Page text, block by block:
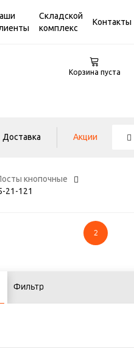
Складской
комплекс
Контакты
Корзина пуста
Доставка Акции
кнопочные
21-121
2
Фильтр